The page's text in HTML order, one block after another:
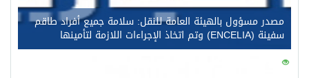
مصدر مسؤول بالهيئة العامة للنقل: سلامة جميع أفراد طاقم
سفينة (ENCELIA) وتم اتخاذ الإجراءات اللازمة لتأمينها
128